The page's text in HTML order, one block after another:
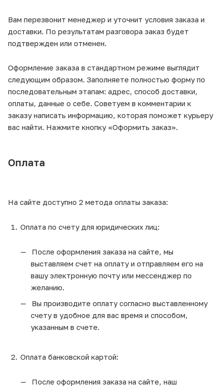
Вам перезвонит менеджер и уточнит условия заказа и
доставки. По результатам разговора заказ будет
подтвержден или отменен.
Оформление заказа в стандартном режиме выглядит
следующим образом. Заполняете полностью форму по
последовательным этапам: адрес, способ доставки,
оплаты, данные о себе. Советуем в комментарии к
заказу написать информацию, которая поможет курьеру
вас найти. Нажмите кнопку «Оформить заказ».
Оплата
На сайте доступно 2 метода оплаты заказа:
Оплата по счету для юридических лиц:
После оформления заказа на сайте, мы
выставляем счет на оплату и отправляем его на
вашу электронную почту или мессенджер по
желанию.
Вы производите оплату согласно выставленному
счету в удобное для вас время и способом,
указанным в счете.
Оплата банковской картой:
После оформления заказа на сайте, наш